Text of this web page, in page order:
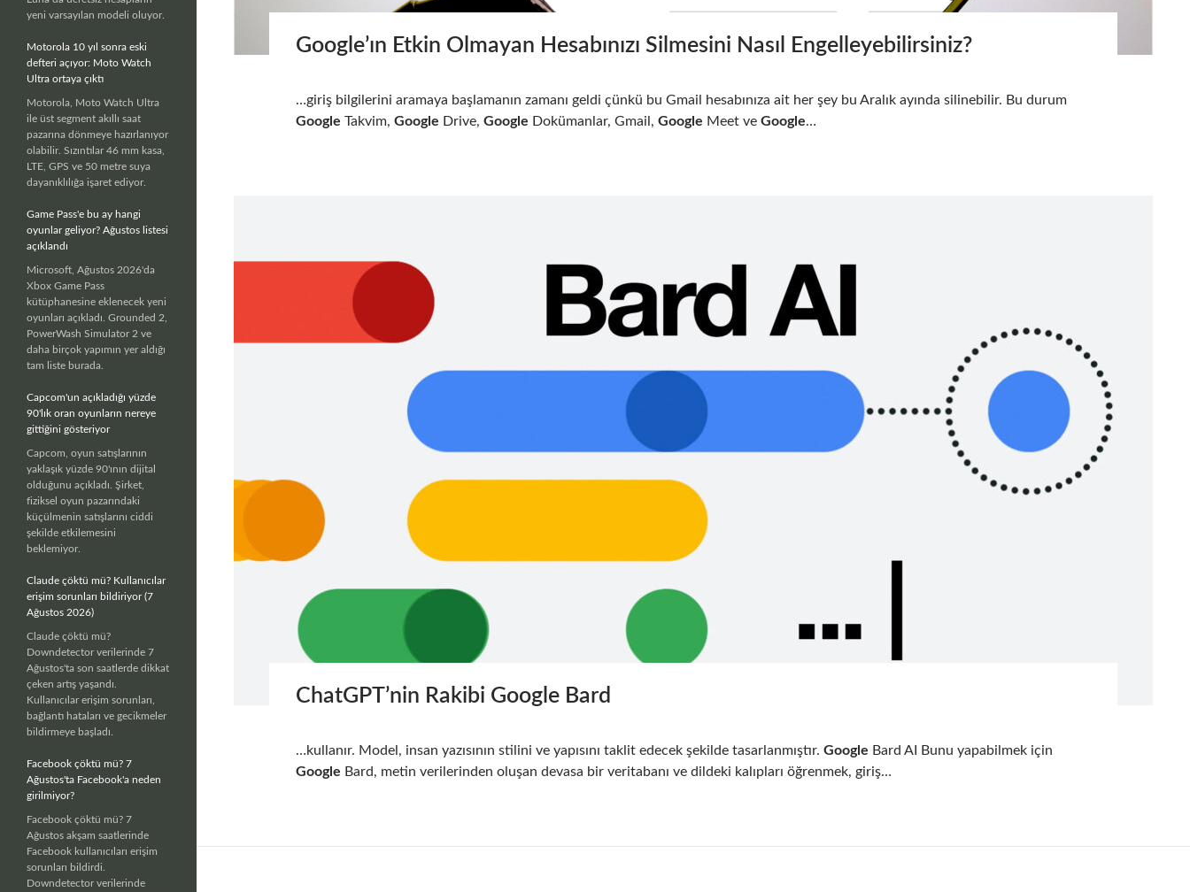
Google’ın Etkin Olmayan Hesabınızı Silmesini Nasıl Engelleyebilirsiniz?
…giriş bilgilerini aramaya başlamanın zamanı geldi çünkü bu Gmail hesabınıza ait her şey bu Aralık ayında silinebilir. Bu durum
Google Takvim,Google Drive,Google Dokümanlar, Gmail,Google Meet veGoogle…
ChatGPT’nin Rakibi Google Bard
…kullanır. Model, insan yazısının stilini ve yapısını taklit edecek şekilde tasarlanmıştır.Google Bard AI Bunu yapabilmek için
Google Bard, metin verilerinden oluşan devasa bir veritabanı ve dildeki kalıpları öğrenmek, giriş…
yeni varsayılan modeli oluyor.
Motorola 10 yıl sonra eski
defteri açıyor: Moto Watch
Ultra ortaya çıktı
Motorola, Moto Watch Ultra
ile üst segment akıllı saat
pazarına dönmeye hazırlanıyor
olabilir. Sızıntılar 46 mm kasa,
LTE, GPS ve 50 metre suya
dayanıklılığa işaret ediyor.
Game Pass'e bu ay hangi
oyunlar geliyor? Ağustos listesi
açıklandı
Microsoft, Ağustos 2026'da
Xbox Game Pass
kütüphanesine eklenecek yeni
oyunları açıkladı. Grounded 2,
PowerWash Simulator 2 ve
daha birçok yapımın yer aldığı
tam liste burada.
Capcom'un açıkladığı yüzde
90'lık oran oyunların nereye
gittiğini gösteriyor
Capcom, oyun satışlarının
yaklaşık yüzde 90'ının dijital
olduğunu açıkladı. Şirket,
fiziksel oyun pazarındaki
küçülmenin satışlarını ciddi
şekilde etkilemesini
beklemiyor.
Claude çöktü mü? Kullanıcılar
erişim sorunları bildiriyor (7
Ağustos 2026)
Claude çöktü mü?
Downdetector verilerinde 7
Ağustos'ta son saatlerde dikkat
çeken artış yaşandı.
Kullanıcılar erişim sorunları,
bağlantı hataları ve gecikmeler
bildirmeye başladı.
Facebook çöktü mü? 7
Ağustos'ta Facebook'a neden
girilmiyor?
Facebook çöktü mü? 7
Ağustos akşam saatlerinde
Facebook kullanıcıları erişim
sorunları bildirdi.
Downdetector verilerinde